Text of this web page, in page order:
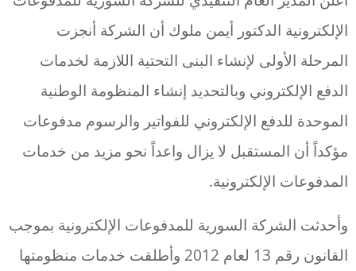
الإلكترونية الدكتور أيمن ملوك أن الشركة أنجزت
المرحلة الأولى لإنشاء البنى التحتية اللازمة لخدمات
الدفع الإلكتروني وبالتحديد إنشاء المنظومة الوطنية
الموحدة للدفع الإلكتروني للفواتير والرسوم مدفوعات
مؤكداً أن المستقبل لا يزال واعداً نحو مزيد من خدمات
المدفوعات الإلكترونية.
وأحدثت الشركة السورية للمدفوعات الإلكترونية بموجب
القانون رقم 13 لعام 2012 وأطلقت خدمات منظومتها